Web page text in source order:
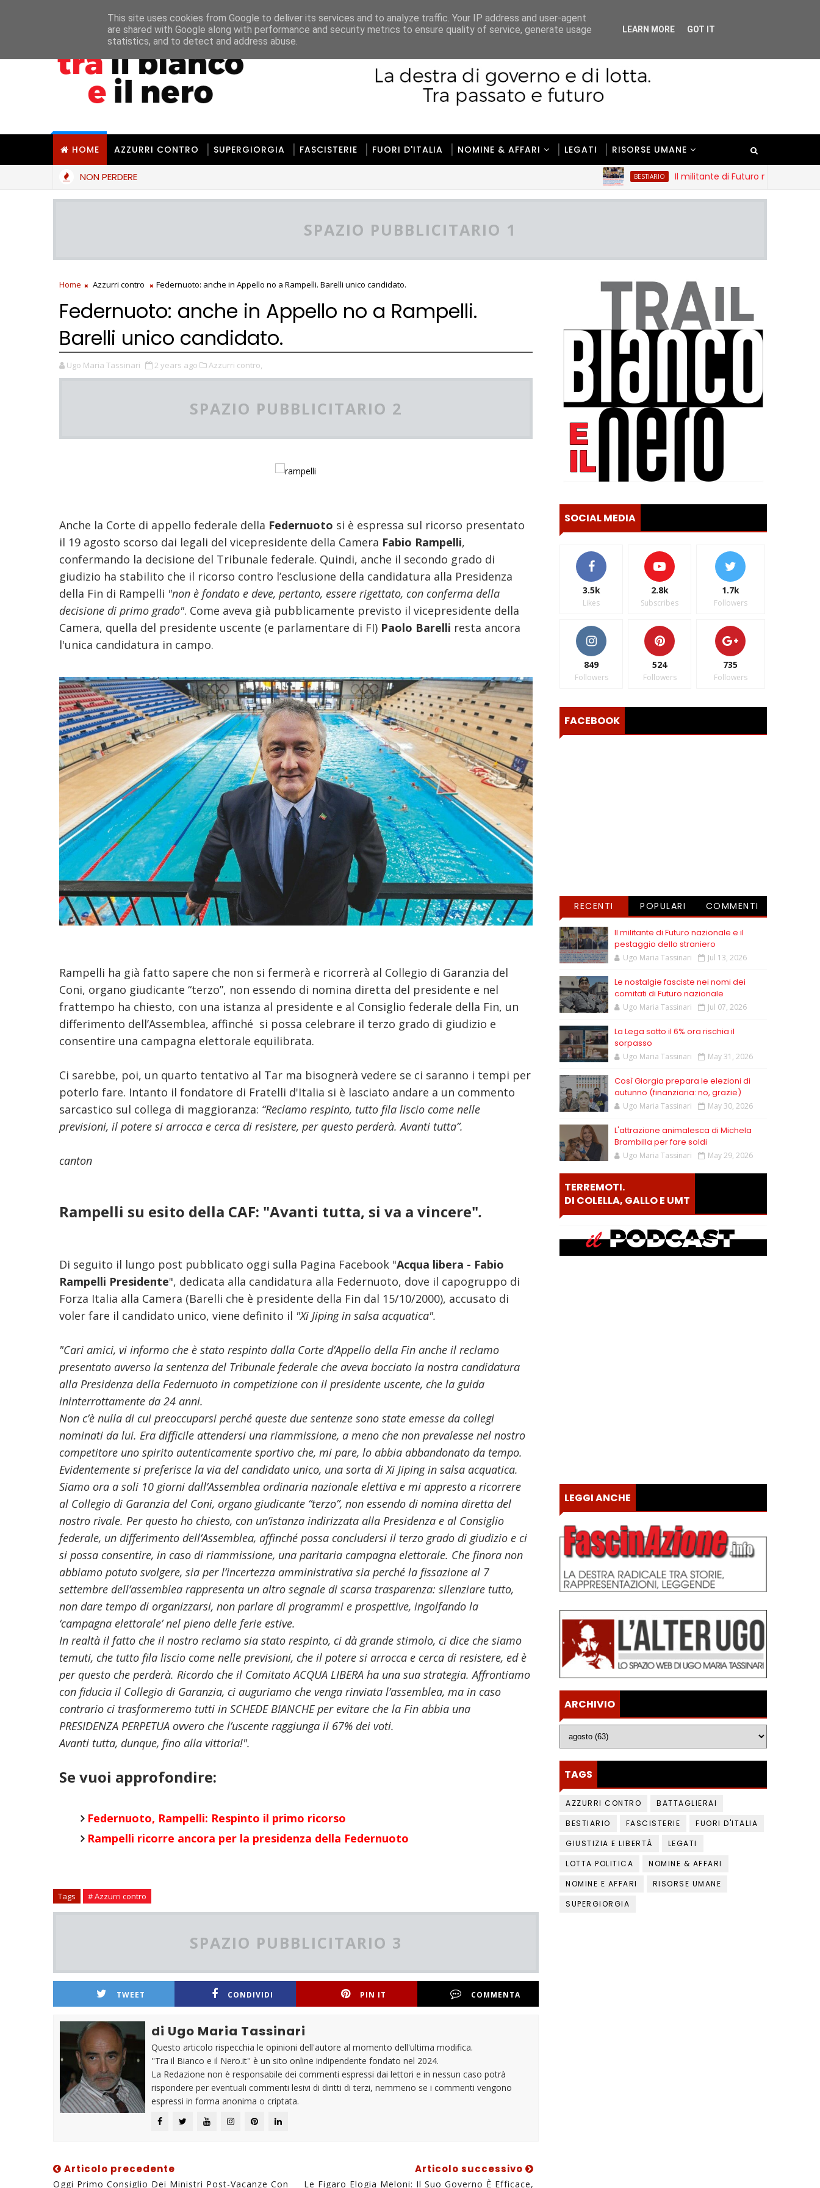
Chi Siamo Chi È UMT La Redazione Gerenza Contatti
HOME AZZURRI CONTRO SUPERGIORGIA FASCISTERIE FUORI D'ITALIA NOMINE & AFFARI LEGATI RISORSE UMANE
NON PERDERE BESTIARIO Il militante di Futuro nazionale e il
SPAZIO PUBBLICITARIO 1
Home Azzurri contro Federnuoto: anche in Appello no a Rampelli. Barelli unico candidato.
Federnuoto: anche in Appello no a Rampelli.
Barelli unico candidato.
Ugo Maria Tassinari 2 years ago Azzurri contro,
SPAZIO PUBBLICITARIO 2
Anche la Corte di appello federale della Federnuoto si è espressa sul ricorso presentato
il 19 agosto scorso dai legali del vicepresidente della Camera Fabio Rampelli,
confermando la decisione del Tribunale federale. Quindi, anche il secondo grado di
giudizio ha stabilito che il ricorso contro l’esclusione della candidatura alla Presidenza
della Fin di Rampelli "non è fondato e deve, pertanto, essere rigettato, con conferma della
decisione di primo grado". Come aveva già pubblicamente previsto il vicepresidente della
Camera, quella del presidente uscente (e parlamentare di FI) Paolo Barelli resta ancora
l'unica candidatura in campo.
Rampelli ha già fatto sapere che non si fermerà e ricorrerà al Collegio di Garanzia del
Coni, organo giudicante “terzo”, non essendo di nomina diretta del presidente e nel
frattempo ha chiesto, con una istanza al presidente e al Consiglio federale della Fin, un
differimento dell’Assemblea, affinché si possa celebrare il terzo grado di giudizio e
consentire una campagna elettorale equilibrata.
Ci sarebbe, poi, un quarto tentativo al Tar ma bisognerà vedere se ci saranno i tempi per
poterlo fare. Intanto il fondatore di Fratelli d'Italia si è lasciato andare a un commento
sarcastico sul collega di maggioranza: “Reclamo respinto, tutto fila liscio come nelle
previsioni, il potere si arrocca e cerca di resistere, per questo perderà. Avanti tutta”.
canton
Rampelli su esito della CAF: "Avanti tutta, si va a vincere".
Di seguito il lungo post pubblicato oggi sulla Pagina Facebook "Acqua libera - Fabio
Rampelli Presidente", dedicata alla candidatura alla Federnuoto, dove il capogruppo di
Forza Italia alla Camera (Barelli che è presidente della Fin dal 15/10/2000), accusato di
voler fare il candidato unico, viene definito il "Xi Jiping in salsa acquatica".
"Cari amici, vi informo che è stato respinto dalla Corte d’Appello della Fin anche il reclamo
presentato avverso la sentenza del Tribunale federale che aveva bocciato la nostra candidatura
alla Presidenza della Federnuoto in competizione con il presidente uscente, che la guida
ininterrottamente da 24 anni.
Non c’è nulla di cui preoccuparsi perché queste due sentenze sono state emesse da collegi
nominati da lui. Era difficile attendersi una riammissione, a meno che non prevalesse nel nostro
competitore uno spirito autenticamente sportivo che, mi pare, lo abbia abbandonato da tempo.
Evidentemente si preferisce la via del candidato unico, una sorta di Xi Jiping in salsa acquatica.
Siamo ora a soli 10 giorni dall’Assemblea ordinaria nazionale elettiva e mi appresto a ricorrere
al Collegio di Garanzia del Coni, organo giudicante “terzo”, non essendo di nomina diretta del
nostro rivale. Per questo ho chiesto, con un’istanza indirizzata alla Presidenza e al Consiglio
federale, un differimento dell’Assemblea, affinché possa concludersi il terzo grado di giudizio e ci
si possa consentire, in caso di riammissione, una paritaria campagna elettorale. Che finora non
abbiamo potuto svolgere, sia per l’incertezza amministrativa sia perché la fissazione al 7
settembre dell’assemblea rappresenta un altro segnale di scarsa trasparenza: silenziare tutto,
non dare tempo di organizzarsi, non parlare di programmi e prospettive, ingolfando la
‘campagna elettorale’ nel pieno delle ferie estive.
In realtà il fatto che il nostro reclamo sia stato respinto, ci dà grande stimolo, ci dice che siamo
temuti, che tutto fila liscio come nelle previsioni, che il potere si arrocca e cerca di resistere, ed è
per questo che perderà. Ricordo che il Comitato ACQUA LIBERA ha una sua strategia. Affrontiamo
con fiducia il Collegio di Garanzia, ci auguriamo che venga rinviata l’assemblea, ma in caso
contrario ci trasformeremo tutti in SCHEDE BIANCHE per evitare che la Fin abbia una
PRESIDENZA PERPETUA ovvero che l’uscente raggiunga il 67% dei voti.
Avanti tutta, dunque, fino alla vittoria!".
Se vuoi approfondire:
Federnuoto, Rampelli: Respinto il primo ricorso
Rampelli ricorre ancora per la presidenza della Federnuoto
Tags # Azzurri contro
SPAZIO PUBBLICITARIO 3
TWEET CONDIVIDI PIN IT COMMENTA
di Ugo Maria Tassinari
Questo articolo rispecchia le opinioni dell'autore al momento dell'ultima modifica.
''Tra il Bianco e il Nero.it'' è un sito online indipendente fondato nel 2024.
La Redazione non è responsabile dei commenti espressi dai lettori e in nessun caso potrà
rispondere per eventuali commenti lesivi di diritti di terzi, nemmeno se i commenti vengono
espressi in forma anonima o criptata.
Articolo precedente
Oggi Primo Consiglio Dei Ministri Post-Vacanze Con
Articolo successivo
Le Figaro Elogia Meloni: Il Suo Governo È Efficace,
SOCIAL MEDIA
3.5k
Likes
2.8k
Subscribes
1.7k
Followers
849
Followers
524
Followers
735
Followers
FACEBOOK
RECENTI POPULARI COMMENTI
Il militante di Futuro nazionale e il
pestaggio dello straniero
Ugo Maria Tassinari Jul 13, 2026
Le nostalgie fasciste nei nomi dei
comitati di Futuro nazionale
Ugo Maria Tassinari Jul 07, 2026
La Lega sotto il 6% ora rischia il
sorpasso
Ugo Maria Tassinari May 31, 2026
Così Giorgia prepara le elezioni di
autunno (finanziaria: no, grazie)
Ugo Maria Tassinari May 30, 2026
L'attrazione animalesca di Michela
Brambilla per fare soldi
Ugo Maria Tassinari May 29, 2026
TERREMOTI.
DI COLELLA, GALLO E UMT
LEGGI ANCHE
ARCHIVIO
TAGS
AZZURRI CONTRO
BATTAGLIERAI
BESTIARIO
FASCISTERIE
FUORI D'ITALIA
GIUSTIZIA E LIBERTÀ
LEGATI
LOTTA POLITICA
NOMINE & AFFARI
NOMINE E AFFARI
RISORSE UMANE
SUPERGIORGIA
This site uses cookies from Google to deliver its services and to analyze traffic. Your IP address and user-agent
are shared with Google along with performance and security metrics to ensure quality of service, generate usage
statistics, and to detect and address abuse.
LEARN MORE GOT IT